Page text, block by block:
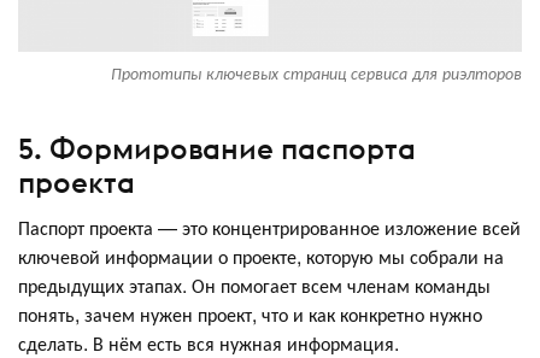
Прототипы ключевых страниц сервиса для риэлторов
5. Формирование паспорта
проекта
Паспорт проекта — это концентрированное изложение всей
ключевой информации о проекте, которую мы собрали на
предыдущих этапах. Он помогает всем членам команды
понять, зачем нужен проект, что и как конкретно нужно
сделать. В нём есть вся нужная информация.